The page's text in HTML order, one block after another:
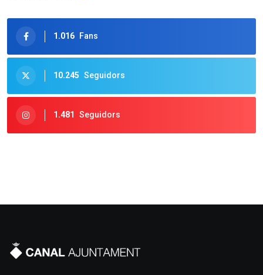
1.016 Fans
10.245 Seguidors
1.481 Seguidors